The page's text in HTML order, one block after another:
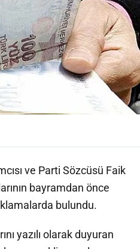
ve Parti Sözcüsü Faik
bayramdan önce
bulundu.
yazılı olarak duyuran